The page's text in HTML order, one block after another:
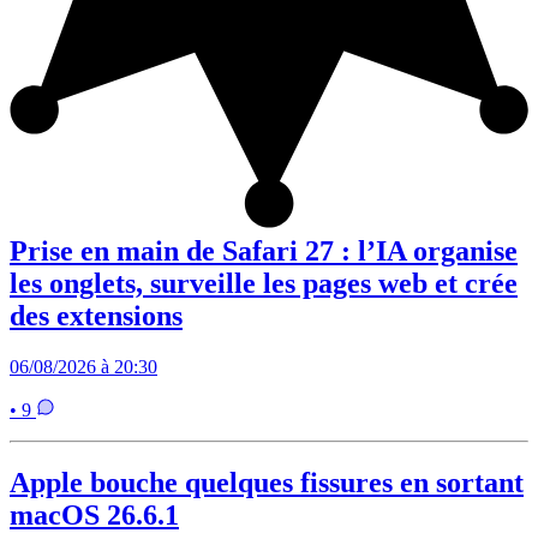
Prise en main de Safari 27 : l’IA organise
les onglets, surveille les pages web et crée
des extensions
06/08/2026 à 20:30
• 9
Apple bouche quelques fissures en sortant
macOS 26.6.1